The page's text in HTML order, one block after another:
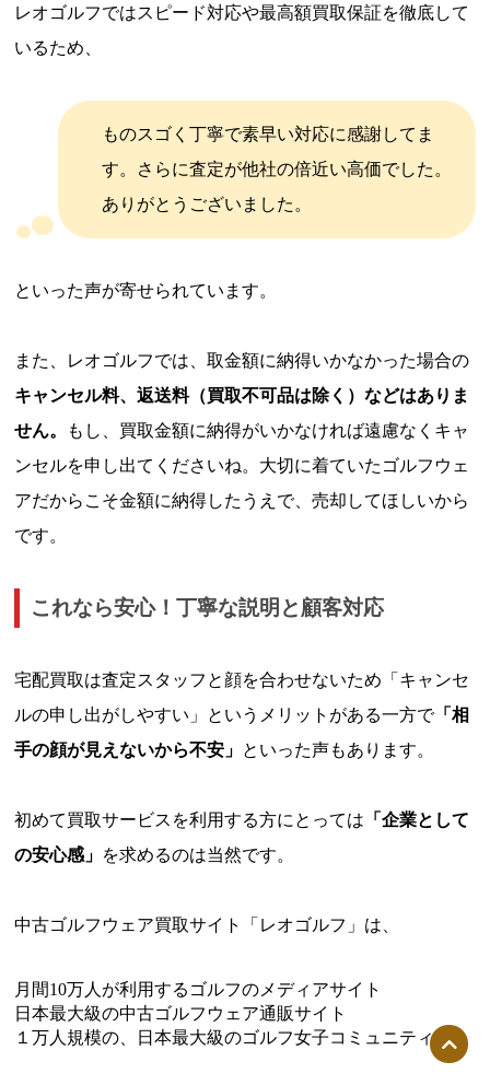
レオゴルフではスピード対応や最高額買取保証を徹底して
いるため、
ものスゴく丁寧で素早い対応に感謝してま
す。さらに査定が他社の倍近い高価でした。
ありがとうございました。
といった声が寄せられています。
また、レオゴルフでは、取金額に納得いかなかった場合の
キャンセル料、返送料（買取不可品は除く）などはありま
せん。
もし、買取金額に納得がいかなければ遠慮なくキャ
ンセルを申し出てくださいね。大切に着ていたゴルフウェ
アだからこそ金額に納得したうえで、売却してほしいから
です。
これなら安心！丁寧な説明と顧客対応
宅配買取は査定スタッフと顔を合わせないため「キャンセ
ルの申し出がしやすい」というメリットがある一方で「相
手の顔が見えないから不安」 といった声もあります。
初めて買取サービスを利用する方にとっては 「企業として
の安心感」 を求めるのは当然です。
中古ゴルフウェア買取サイト「レオゴルフ」は、
月間10万人が利用するゴルフのメディアサイト
日本最大級の中古ゴルフウェア通販サイト
１万人規模の、日本最大級のゴルフ女子コミュニティー